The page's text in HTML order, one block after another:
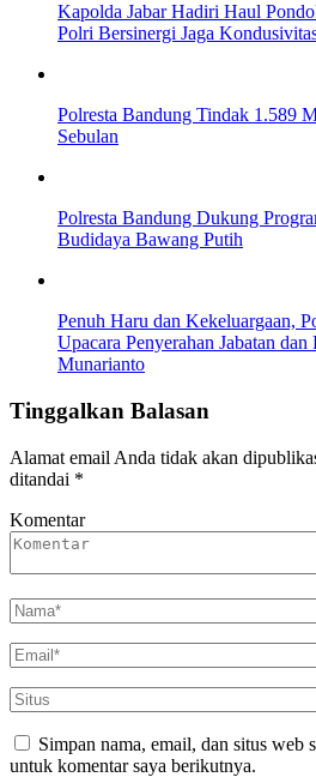
Kapolda Jabar Hadiri Haul
Polri Bersinergi Jaga
Polresta Bandung Tindak 1.589
Sebulan
Polresta Bandung Dukung
Budidaya Bawang Putih
Penuh Haru dan Kekeluargaan,
Upacara Penyerahan Jabatan
Munarianto
Tinggalkan Balasan
Alamat email Anda tidak akan
ditandai *
Komentar
Simpan nama, email, dan situs web
untuk komentar saya berikutnya.